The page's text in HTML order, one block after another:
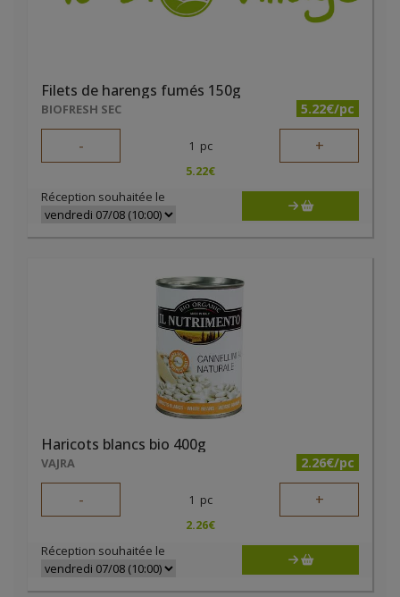
Filets de harengs fumés 150g
BIOFRESH SEC 5.22€/pc
- 1 pc +
5.22€
Réception souhaitée le
Haricots blancs bio 400g
VAJRA 2.26€/pc
- 1 pc +
2.26€
Réception souhaitée le